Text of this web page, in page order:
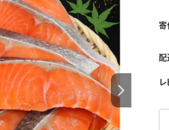
寄
配
レ